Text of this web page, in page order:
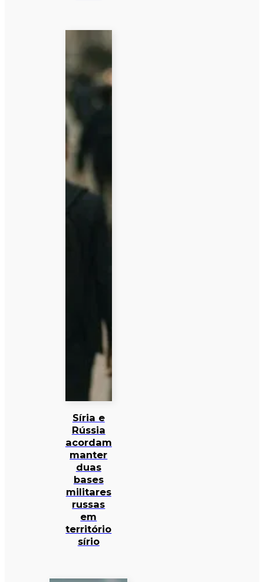
Síria e
Rússia
acordam
manter
duas
bases
militares
russas
em
território
sírio